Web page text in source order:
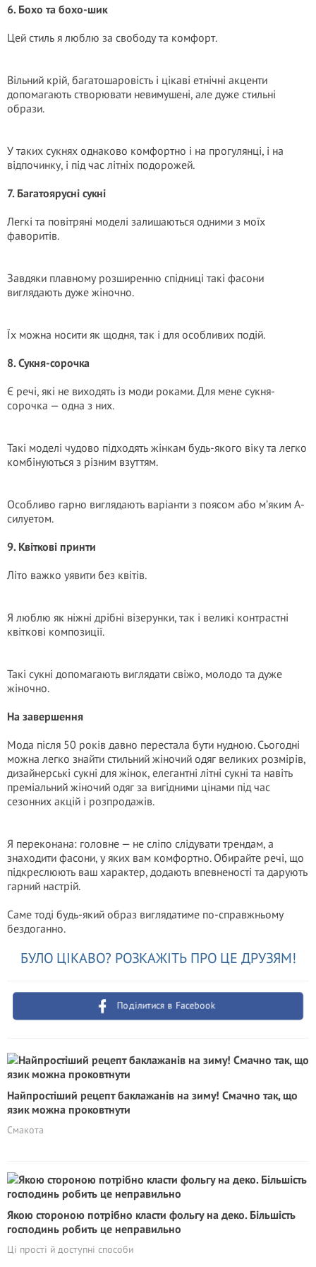
6. Бохо та бохо-шик
Цей стиль я люблю за свободу та комфорт.
Вільний крій, багатошаровість і цікаві етнічні акценти
допомагають створювати невимушені, але дуже стильні
образи.
У таких сукнях однаково комфортно і на прогулянці, і на
відпочинку, і під час літніх подорожей.
7. Багатоярусні сукні
Легкі та повітряні моделі залишаються одними з моїх
фаворитів.
Завдяки плавному розширенню спідниці такі фасони
виглядають дуже жіночно.
Їх можна носити як щодня, так і для особливих подій.
8. Сукня-сорочка
Є речі, які не виходять із моди роками. Для мене сукня-
сорочка — одна з них.
Такі моделі чудово підходять жінкам будь-якого віку та легко
комбінуються з різним взуттям.
Особливо гарно виглядають варіанти з поясом або м’яким А-
силуетом.
9. Квіткові принти
Літо важко уявити без квітів.
Я люблю як ніжні дрібні візерунки, так і великі контрастні
квіткові композиції.
Такі сукні допомагають виглядати свіжо, молодо та дуже
жіночно.
На завершення
Мода після 50 років давно перестала бути нудною. Сьогодні
можна легко знайти стильний жіночий одяг великих розмірів,
дизайнерські сукні для жінок, елегантні літні сукні та навіть
преміальний жіночий одяг за вигідними цінами під час
сезонних акцій і розпродажів.
Я переконана: головне — не сліпо слідувати трендам, а
знаходити фасони, у яких вам комфортно. Обирайте речі, що
підкреслюють ваш характер, додають впевненості та дарують
гарний настрій.
Саме тоді будь-який образ виглядатиме по-справжньому
бездоганно.
БУЛО ЦІКАВО? РОЗКАЖІТЬ ПРО ЦЕ ДРУЗЯМ!
Поділитися в Facebook
Найпростіший рецепт баклажанів на зиму! Смачно так, що
язик можна проковтнути
Смакота
Якою стороною потрібно класти фольгу на деко. Більшість
господинь робить це неправильно
Ці прості й доступні способи